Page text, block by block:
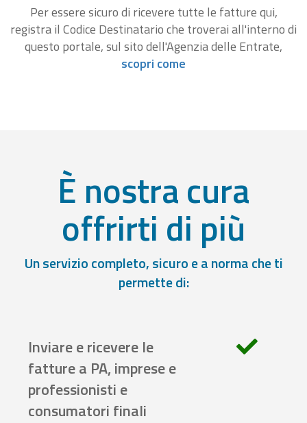
Per essere sicuro di ricevere tutte le fatture qui,
registra il Codice Destinatario che troverai all'interno di
questo portale, sul sito dell'Agenzia delle Entrate,
scopri come
È nostra cura
offrirti di più
Un servizio completo, sicuro e a norma che ti
permette di:
Inviare e ricevere le
fatture a PA, imprese e
professionisti e
consumatori finali